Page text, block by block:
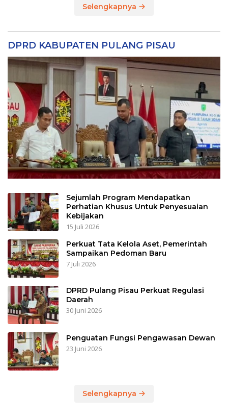
Selengkapnya
DPRD KABUPATEN PULANG PISAU
Sejumlah Program Mendapatkan
Perhatian Khusus Untuk Penyesuaian
Kebijakan
15 Juli 2026
Perkuat Tata Kelola Aset, Pemerintah
Sampaikan Pedoman Baru
7 Juli 2026
DPRD Pulang Pisau Perkuat Regulasi
Daerah
30 Juni 2026
Penguatan Fungsi Pengawasan Dewan
23 Juni 2026
Selengkapnya